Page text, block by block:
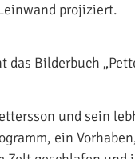
projiziert.
das Bilderbuch
und sein
ein